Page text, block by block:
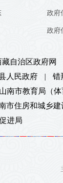
政府
政府
藏自治区政府网
人民政府 | 错
山南市教育局（体
市住房和城乡建
进局